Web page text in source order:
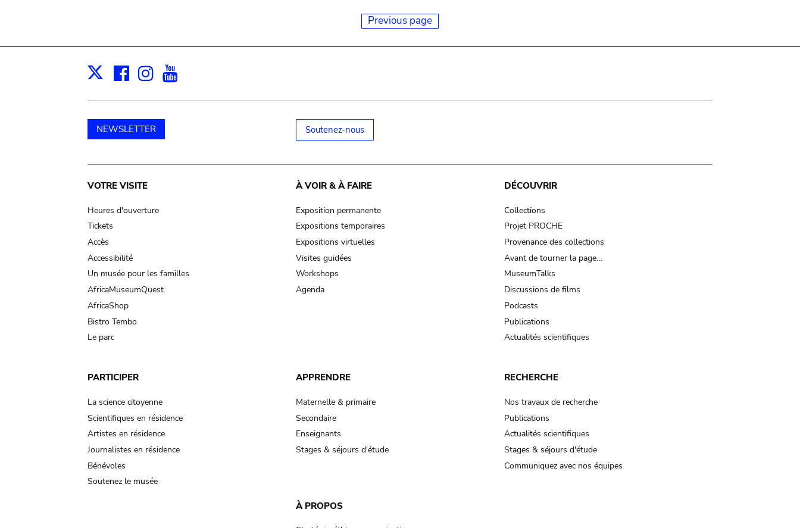
Previous page
X Facebook
Instagram
NEWSLETTER Soutenez-nous
Main
navigation
VOTRE VISITE
Heures d'ouverture
Tickets
Accès
Accessibilité
Un musée pour les familles
AfricaMuseumQuest
AfricaShop
Bistro Tembo
Le parc
À VOIR & À FAIRE
Exposition permanente
Expositions temporaires
Expositions virtuelles
Visites guidées
Workshops
Agenda
DÉCOUVRIR
Collections
Projet PROCHE
Provenance des collections
Avant de tourner la page…
MuseumTalks
Discussions de films
Podcasts
Publications
Actualités scientifiques
PARTICIPER
La science citoyenne
Scientifiques en résidence
Artistes en résidence
Journalistes en résidence
Bénévoles
Soutenez le musée
APPRENDRE
Maternelle & primaire
Secondaire
Enseignants
Stages & séjours d'étude
RECHERCHE
Nos travaux de recherche
Publications
Actualités scientifiques
Stages & séjours d'étude
Communiquez avec nos équipes
À PROPOS